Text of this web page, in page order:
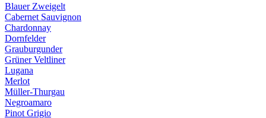
Blauer Zweigelt
Cabernet Sauvignon
Chardonnay
Dornfelder
Grauburgunder
Grüner Veltliner
Lugana
Merlot
Müller-Thurgau
Negroamaro
Pinot Grigio